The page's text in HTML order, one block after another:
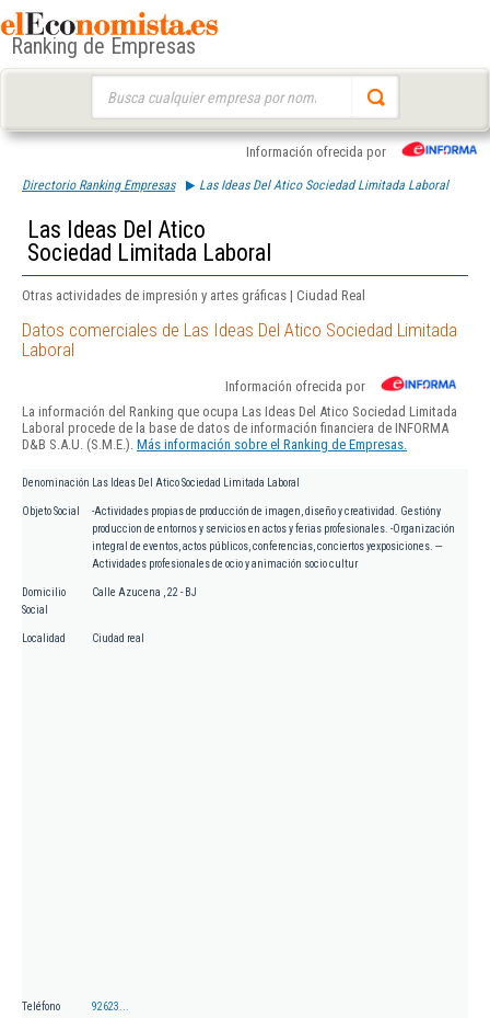
Ranking de Empresas
Información ofrecida por
Directorio Ranking Empresas Las Ideas Del Atico Sociedad Limitada Laboral
Las Ideas Del Atico
Sociedad Limitada Laboral
Otras actividades de impresión y artes gráficas | Ciudad Real
Datos comerciales de Las Ideas Del Atico Sociedad Limitada
Laboral
Información ofrecida por
La información del Ranking que ocupa Las Ideas Del Atico Sociedad Limitada
Laboral procede de la base de datos de información financiera de INFORMA
D&B S.A.U. (S.M.E.). Más información sobre el Ranking de Empresas.
Denominación Las Ideas Del Atico Sociedad Limitada Laboral
Objeto Social
-Actividades propias de producción de imagen, diseño y creatividad. Gestióny
produccion de entornos y servicios en actos y ferias profesionales. -Organización
integral de eventos, actos públicos, conferencias, conciertos yexposiciones. ---
Actividades profesionales de ocio y animación socio cultur
Domicilio
Social
Calle Azucena , 22 - BJ
Localidad Ciudad real
Teléfono 92623...